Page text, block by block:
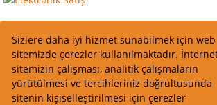
Sizlere daha iyi hizmet sunabilmek için web
sitemizde çerezler kullanılmaktadır.
sitemizin çalışması, analitik çalışmaların
yürütülmesi ve tercihleriniz doğrultusunda
sitenin kişiselleştirilmesi için çerezler
Start Elektronik Sanayi ve Ticaret
Resimler Yazılar ve İçeriklerin Tüm hakları saklıdır
Kredi kartı bilgileriniz 256bit SSL Sertifikası ile